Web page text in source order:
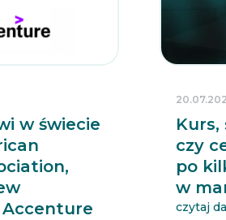
w świecie
czy
po
w
czytaj